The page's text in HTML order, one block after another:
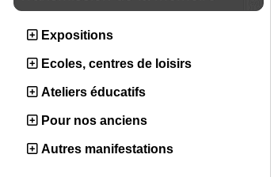
Expositions
Ecoles, centres de loisirs
Ateliers éducatifs
Pour nos anciens
Autres manifestations